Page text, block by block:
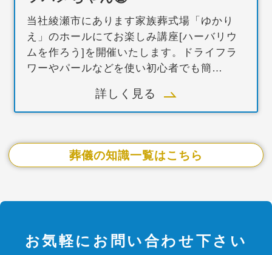
当社綾瀬市にあります家族葬式場「ゆかり
え」のホールにてお楽しみ講座[ハーバリウ
ムを作ろう]を開催いたします。ドライフラ
ワーやパールなどを使い初心者でも簡…
詳しく見る
葬儀の知識一覧はこちら
お気軽にお問い合わせ下さい